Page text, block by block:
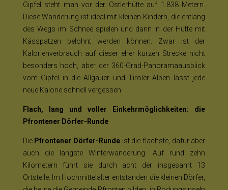
Gipfel steht man vor der Ostlerhütte auf 1.838 Metern.
Diese Wanderung ist ideal mit kleinen Kindern, die entlang
des Wegs im Schnee spielen und dann in der Hütte mit
Kässpatzen belohnt werden können. Zwar ist der
Kalorienverbrauch auf dieser eher kurzen Strecke nicht
besonders hoch, aber der 360-Grad-Panoramaausblick
vom Gipfel in die Allgäuer und Tiroler Alpen lässt jede
neue Kalorie schnell vergessen.
Flach, lang und voller Einkehrmöglichkeiten: die
Pfrontener Dörfer-Runde
Die Pfrontener Dörfer-Runde ist die flachste, dafür aber
auch die längste Winterwanderung. Auf rund zehn
Kilometern führt sie durch acht der insgesamt 13
Ortsteile. Im Hochmittelalter entstanden die kleinen Dörfer,